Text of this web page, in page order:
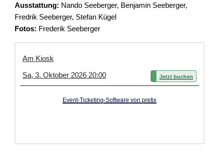
Ausstattung: Nando Seeberger, Benjamin Seeberger,
Fredrik Seeberger, Stefan Kügel
Fotos: Frederik Seeberger
Am Kiosk
Sa, 3. Oktober 2026 20:00
Jetzt buchen
Event-Ticketing-Software von pretix